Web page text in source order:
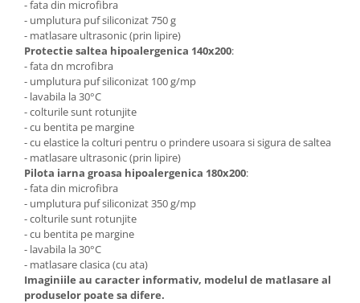
- fata din microfibra
- umplutura puf siliconizat 750 g
- matlasare ultrasonic (prin lipire)
Protectie saltea hipoalergenica 140x200:
- fata dn mcrofibra
- umplutura puf siliconizat 100 g/mp
- lavabila la 30°C
- colturile sunt rotunjite
- cu bentita pe margine
- cu elastice la colturi pentru o prindere usoara si sigura de saltea
- matlasare ultrasonic (prin lipire)
Pilota iarna groasa hipoalergenica 180x200:
- fata din microfibra
- umplutura puf siliconizat 350 g/mp
- colturile sunt rotunjite
- cu bentita pe margine
- lavabila la 30°C
- matlasare clasica (cu ata)
Imaginiile au caracter informativ, modelul de matlasare al
produselor poate sa difere.